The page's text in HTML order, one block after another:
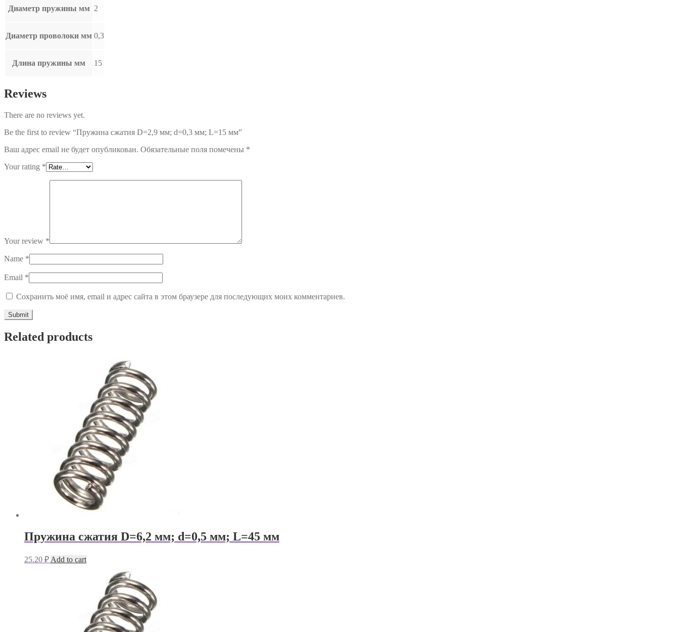
Диаметр пружины мм 2
Диаметр проволоки мм 0,3
Длина пружины мм 15
Reviews
There are no reviews yet.
Be the first to review “Пружина сжатия D=2,9 мм; d=0,3 мм; L=15 мм”
Ваш адрес email не будет опубликован. Обязательные поля помечены *
Your rating *
Your review *
Name *
Email *
Сохранить моё имя, email и адрес сайта в этом браузере для последующих моих комментариев.
Related products
Пружина сжатия D=6,2 мм; d=0,5 мм; L=45 мм
25.20 ₽ Add to cart